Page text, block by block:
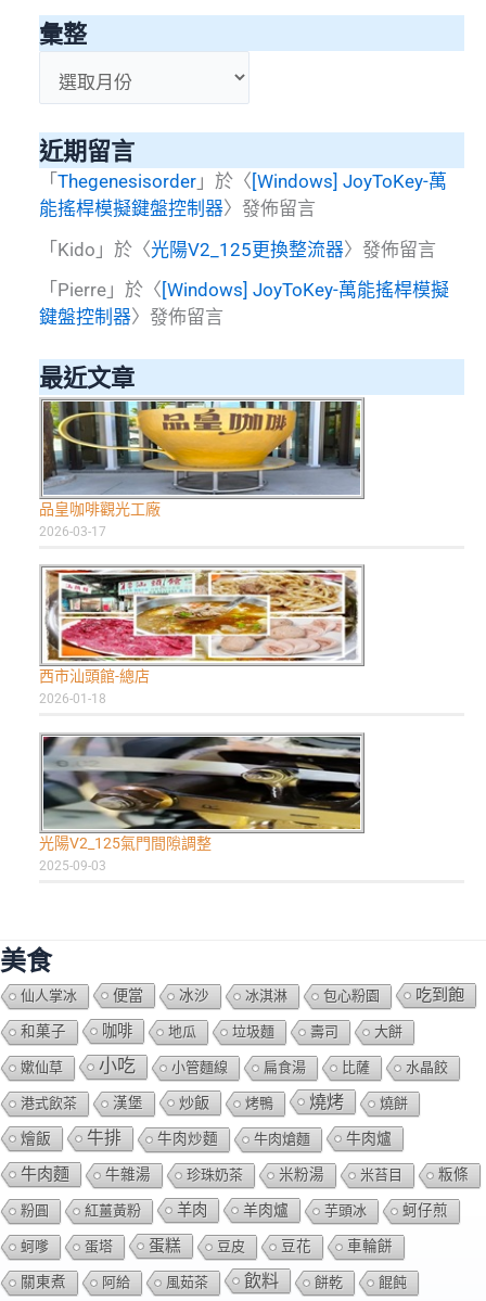
5.8
後!
彙整
整
近期留言
「 Thegenesisorder 」於〈[Windows] JoyToKey-萬
能搖桿模擬鍵盤控制器〉發佈留言
「 Kido 」於〈光陽V2_125更換整流器〉發佈留言
「 Pierre 」於〈 [Windows] JoyToKey-萬能搖桿模擬
鍵盤控制器〉發佈留言
最近文章
品皇咖啡觀光工廠
2026-03-17
西市汕頭館-總店
2026-01-18
光陽V2_125氣門間隙調整
2025-09-03
美食
仙人掌冰 便當 冰沙 冰淇淋 包心粉園 吃到飽
和菓子 咖啡 地瓜 垃圾麵 壽司 大餅
嫰仙草 小吃 小管麵線 扁食湯 比薩 水晶餃
港式飲茶 漢堡 炒飯 烤鴨 燒烤 燒餅
燴飯 牛排 牛肉炒麵 牛肉熗麵 牛肉爐
牛肉麵 牛雜湯 珍珠奶茶 米粉湯 米苔目 粄條
粉圓 紅薑黃粉 羊肉 羊肉爐 芋頭冰 蚵仔煎
蚵嗲 蛋塔 蛋糕 豆皮 豆花 車輪餅
關東煮 阿給 風茹茶 飲料 餅乾 餛飩